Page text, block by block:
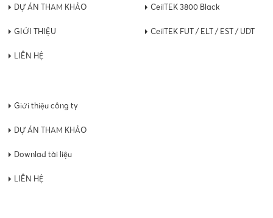
DỰ ÁN THAM KHẢO
GIỚI THIỆU
LIÊN HỆ
CeilTEK 3800 Black
CeilTEK FUT / ELT / EST / UDT
Giới thiệu công ty
DỰ ÁN THAM KHẢO
Downlad tài liệu
LIÊN HỆ